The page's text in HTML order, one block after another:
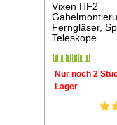
Vixen HF2
Ferngläser,
Teleskope
Nur noch 2
Lager